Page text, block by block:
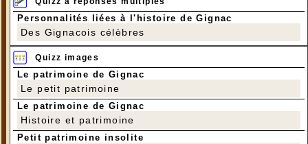
Personnalités liées à l'histoire de Gignac
Des Gignacois célèbres
Quizz images
Le patrimoine de Gignac
Le petit patrimoine
Le patrimoine de Gignac
Histoire et patrimoine
Petit patrimoine insolite